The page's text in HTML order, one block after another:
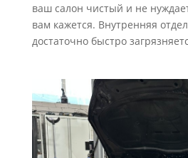
ваш салон чистый и не
вам кажется. Внутренняя
достаточно быстро